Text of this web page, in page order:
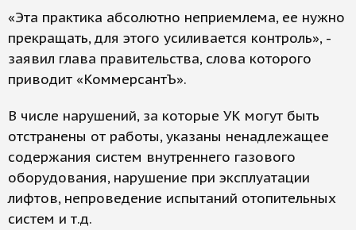
«Эта практика абсолютно неприемлема, ее нужно
прекращать, для этого усиливается контроль», -
заявил глава правительства, слова которого
приводит «КоммерсантЪ».
В числе нарушений, за которые УК могут быть
отстранены от работы, указаны ненадлежащее
содержания систем внутреннего газового
оборудования, нарушение при эксплуатации
лифтов, непроведение испытаний отопительных
систем и т.д.